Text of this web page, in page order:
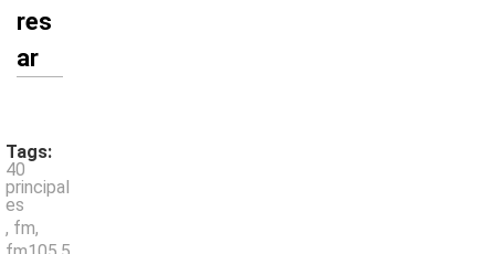
res
ar
Tags:
40
principal
es
, fm,